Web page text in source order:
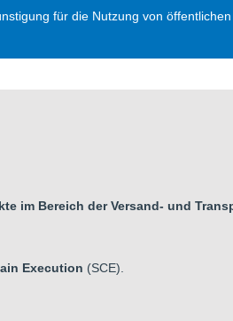
für die Nutzung von
im Bereich der Versand- und
Execution (SCE).